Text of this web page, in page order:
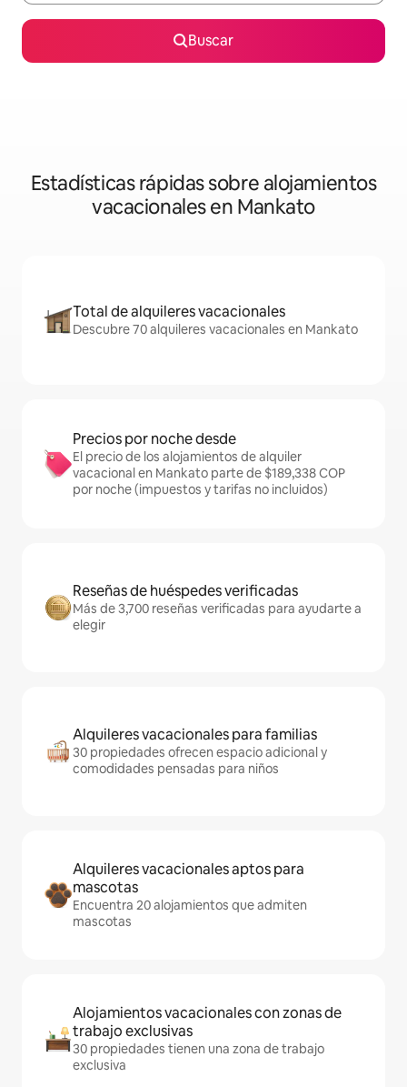
Buscar
Estadísticas rápidas sobre alojamientos
vacacionales en Mankato
Total de alquileres vacacionales
Descubre 70 alquileres vacacionales en Mankato
Precios por noche desde
El precio de los alojamientos de alquiler
vacacional en Mankato parte de $189,338 COP
por noche (impuestos y tarifas no incluidos)
Reseñas de huéspedes verificadas
Más de 3,700 reseñas verificadas para ayudarte a
elegir
Alquileres vacacionales para familias
30 propiedades ofrecen espacio adicional y
comodidades pensadas para niños
Alquileres vacacionales aptos para
mascotas
Encuentra 20 alojamientos que admiten
mascotas
Alojamientos vacacionales con zonas de
trabajo exclusivas
30 propiedades tienen una zona de trabajo
exclusiva